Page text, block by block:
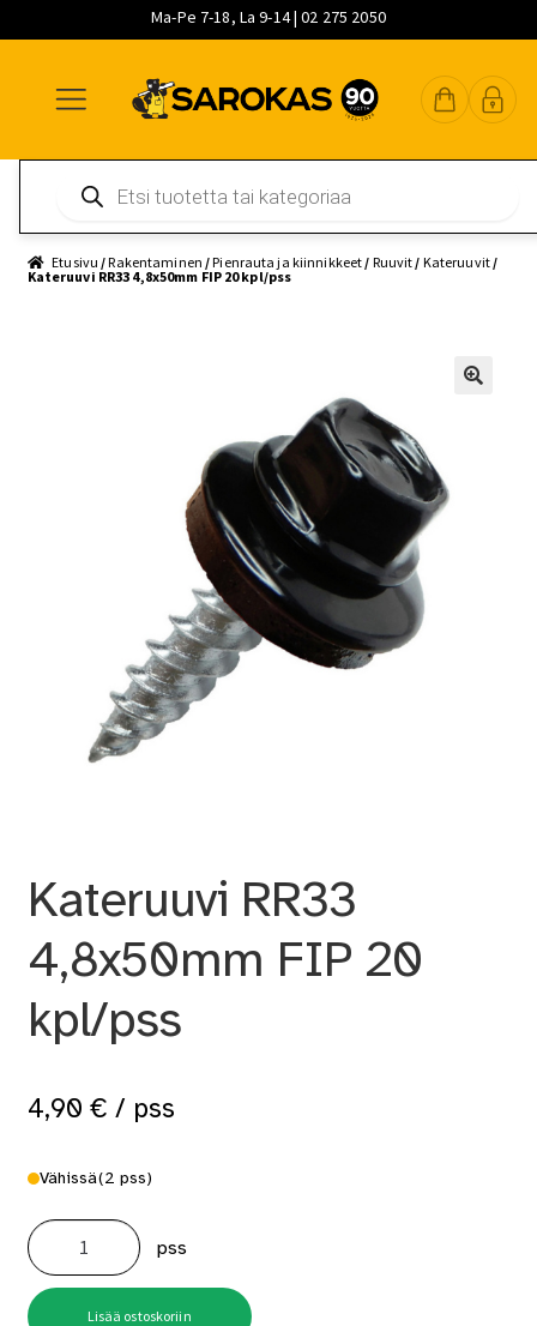
Ma-Pe 7-18, La 9-14 | 02 275 2050
navigointiin
sisältöön
pääsisältöön
search
Etusivu /Rakentaminen /Pienrauta ja kiinnikkeet / Ruuvit / Kateruuvit/
Kateruuvi RR33 4,8x50mm FIP 20 kpl/pss
Kateruuvi RR33
4,8x50mm FIP 20
kpl/pss
4,90 € / pss
Vähissä(2 pss)
Kateruuvi
RR33
4,8x50mm
FIP
20
kpl/pss
määrä
pss
Lisää ostoskoriin